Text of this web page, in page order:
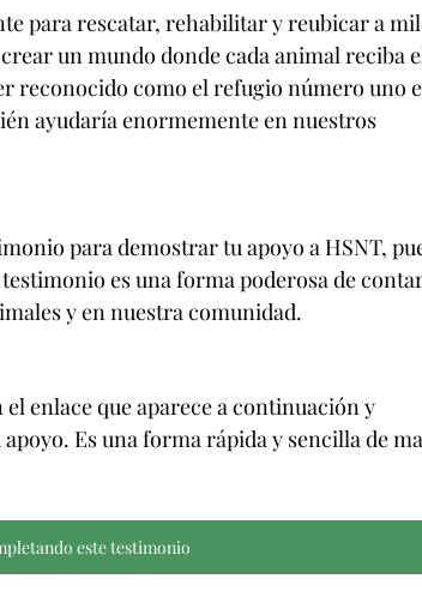
para rescatar, rehabilitar y reubicar a
un mundo donde cada animal reciba
reconocido como el refugio número uno
ayudaría enormemente en nuestros
para demostrar tu apoyo a HSNT,
es una forma poderosa de
y en nuestra comunidad.
enlace que aparece a continuación y
Es una forma rápida y sencilla de
este testimonio